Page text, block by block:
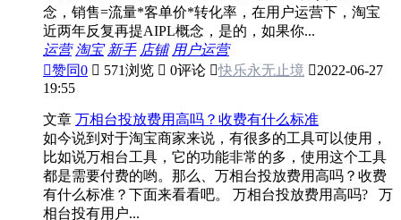
念，销售=流量*客单价*转化率，在用户运营下，淘宝
近两年反复再提AIPL概念，是的，如果你...
运营 淘宝 新手 店铺 用户运营
赞同0  571浏览  0评论 快乐永无止境 2022-06-27
19:55
文章 万相台投放费用高吗？收费有什么标准
如今说到对于淘宝商家来说，有很多的工具可以使用，
比如说万相台工具，它的功能非常的多，使用这个工具
都是需要付费的哟。那么、万相台投放费用高吗？收费
有什么标准？下面来看看吧。 万相台投放费用高吗? 万
相台投有用户...